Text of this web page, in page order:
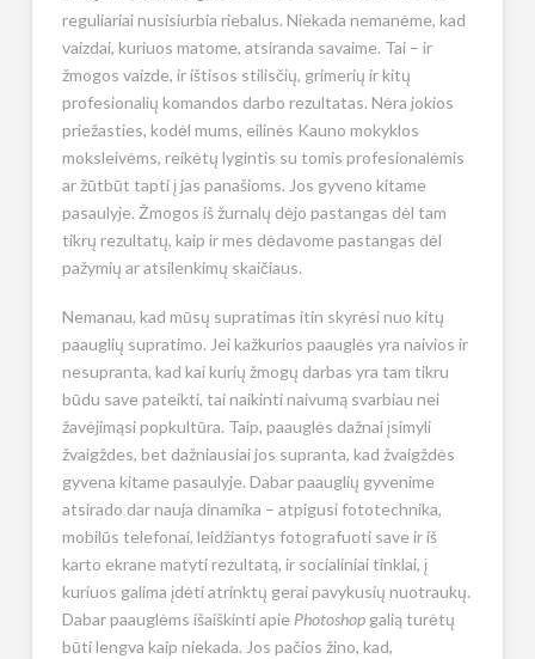
reguliariai nusisiurbia riebalus. Niekada nemanėme, kad
vaizdai, kuriuos matome, atsiranda savaime. Tai – ir
žmogos vaizde, ir ištisos stilisčių, grimerių ir kitų
profesionalių komandos darbo rezultatas. Nėra jokios
priežasties, kodėl mums, eilinės Kauno mokyklos
moksleivėms, reikėtų lygintis su tomis profesionalėmis
ar žūtbūt tapti į jas panašioms. Jos gyveno kitame
pasaulyje. Žmogos iš žurnalų dėjo pastangas dėl tam
tikrų rezultatų, kaip ir mes dėdavome pastangas dėl
pažymių ar atsilenkimų skaičiaus.
Nemanau, kad mūsų supratimas itin skyrėsi nuo kitų
paauglių supratimo. Jei kažkurios paauglės yra naivios ir
nesupranta, kad kai kurių žmogų darbas yra tam tikru
būdu save pateikti, tai naikinti naivumą svarbiau nei
žavėjimąsi popkultūra. Taip, paauglės dažnai įsimyli
žvaigždes, bet dažniausiai jos supranta, kad žvaigždės
gyvena kitame pasaulyje. Dabar paauglių gyvenime
atsirado dar nauja dinamika – atpigusi fototechnika,
mobilūs telefonai, leidžiantys fotografuoti save ir iš
karto ekrane matyti rezultatą, ir socialiniai tinklai, į
kuriuos galima įdėti atrinktų gerai pavykusių nuotraukų.
Dabar paauglėms išaiškinti apie Photoshopgalią turėtų
būti lengva kaip niekada. Jos pačios žino, kad,